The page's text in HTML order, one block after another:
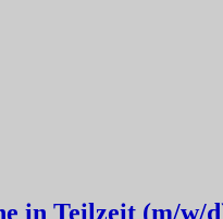
in Teilzeit (m/w/